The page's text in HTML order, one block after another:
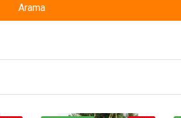
Arama